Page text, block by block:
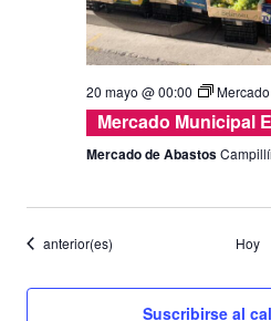
20 mayo @ 00:00
Mercado Municipal
Mercado de Abastos
Eventos
anterior(es) Hoy
Suscribirse al